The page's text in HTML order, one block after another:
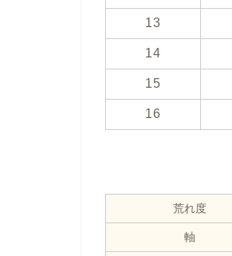
13
14
15
16
荒れ度
軸